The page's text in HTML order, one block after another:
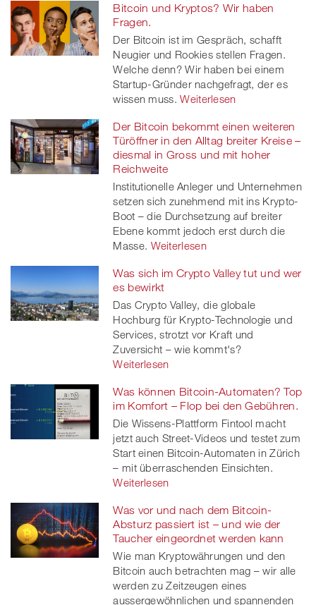
Bitcoin und Kryptos? Wir haben
Fragen.
Der Bitcoin ist im Gespräch, schafft
Neugier und Rookies stellen Fragen.
Welche denn? Wir haben bei einem
Startup-Gründer nachgefragt, der es
wissen muss. Weiterlesen
Der Bitcoin bekommt einen weiteren
Türöffner in den Alltag breiter Kreise –
diesmal in Gross und mit hoher
Reichweite
Institutionelle Anleger und Unternehmen
setzen sich zunehmend mit ins Krypto-
Boot – die Durchsetzung auf breiter
Ebene kommt jedoch erst durch die
Masse. Weiterlesen
Was sich im Crypto Valley tut und wer
es bewirkt
Das Crypto Valley, die globale
Hochburg für Krypto-Technologie und
Services, strotzt vor Kraft und
Zuversicht – wie kommt's?
Weiterlesen
Was können Bitcoin-Automaten? Top
im Komfort – Flop bei den Gebühren.
Die Wissens-Plattform Fintool macht
jetzt auch Street-Videos und testet zum
Start einen Bitcoin-Automaten in Zürich
– mit überraschenden Einsichten.
Weiterlesen
Was vor und nach dem Bitcoin-
Absturz passiert ist – und wie der
Taucher eingeordnet werden kann
Wie man Kryptowährungen und den
Bitcoin auch betrachten mag – wir alle
werden zu Zeitzeugen eines
aussergewöhnlichen und spannenden